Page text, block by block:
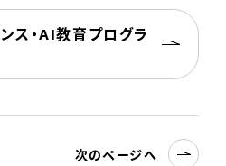
ス・AI教育プログラ
次のページへ